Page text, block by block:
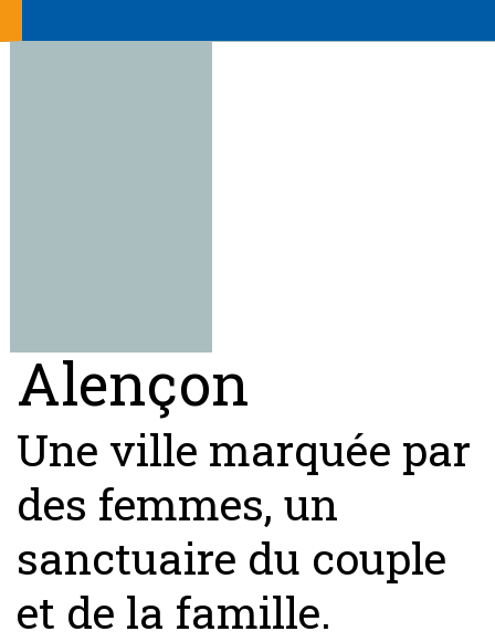
Alençon
Une ville marquée par
des femmes, un
sanctuaire du couple
et de la famille.